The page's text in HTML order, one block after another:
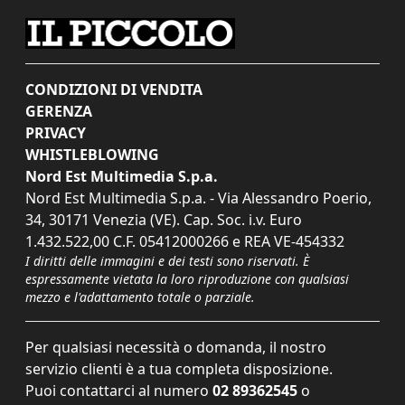
CONDIZIONI DI VENDITA
GERENZA
PRIVACY
WHISTLEBLOWING
Nord Est Multimedia S.p.a.
Nord Est Multimedia S.p.a. - Via Alessandro Poerio,
34, 30171 Venezia (VE). Cap. Soc. i.v. Euro
1.432.522,00 C.F. 05412000266 e REA VE-454332
I diritti delle immagini e dei testi sono riservati. È
espressamente vietata la loro riproduzione con qualsiasi
mezzo e l'adattamento totale o parziale.
Per qualsiasi necessità o domanda, il nostro
servizio clienti è a tua completa disposizione.
Puoi contattarci al numero 02 89362545 o